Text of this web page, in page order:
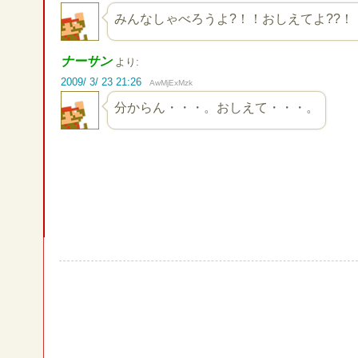
みんなしゃべろうよ?！！おしえてよ??！
ナーサン より:
2009/ 3/ 23 21:26
AwMjExMzk
分からん・・・。おしえて・・・。